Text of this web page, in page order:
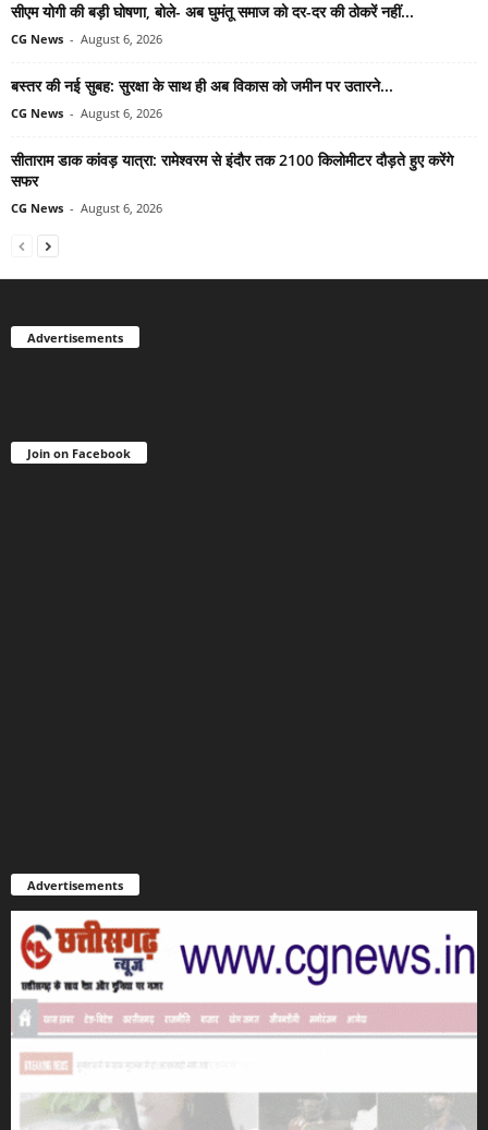
सीएम योगी की बड़ी घोषणा, बोले- अब घुमंतू समाज को दर-दर की ठोकरें नहीं...
CG News - August 6, 2026
बस्तर की नई सुबह: सुरक्षा के साथ ही अब विकास को जमीन पर उतारने...
CG News - August 6, 2026
सीताराम डाक कांवड़ यात्रा: रामेश्वरम से इंदौर तक 2100 किलोमीटर दौड़ते हुए करेंगे
सफर
CG News - August 6, 2026
Advertisements
Join on Facebook
Advertisements